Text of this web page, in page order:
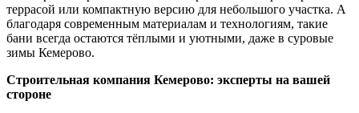
террасой или компактную версию для небольшого участка. А
благодаря современным материалам и технологиям, такие
бани всегда остаются тёплыми и уютными, даже в суровые
зимы Кемерово.
Строительная компания Кемерово: эксперты на вашей
стороне